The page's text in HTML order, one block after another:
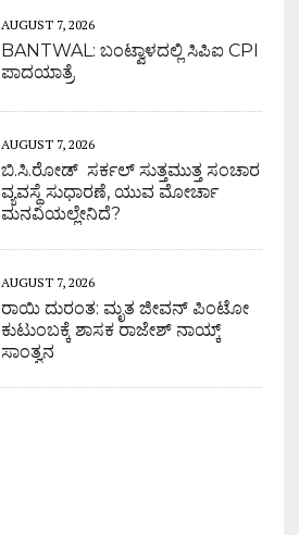
AUGUST 7, 2026
BANTWAL: ಬಂಟ್ವಾಳದಲ್ಲಿ ಸಿಪಿಐ CPI
ಪಾದಯಾತ್ರೆ
AUGUST 7, 2026
ಬಿ.ಸಿ.ರೋಡ್ ಸರ್ಕಲ್ ಸುತ್ತಮುತ್ತ ಸಂಚಾರ
ವ್ಯವಸ್ಥೆ ಸುಧಾರಣೆ, ಯುವ ಮೋರ್ಚಾ
ಮನವಿಯಲ್ಲೇನಿದೆ?
AUGUST 7, 2026
ರಾಯಿ ದುರಂತ: ಮೃತ ಜೀವನ್ ಪಿಂಟೋ
ಕುಟುಂಬಕ್ಕೆ ಶಾಸಕ ರಾಜೇಶ್ ನಾಯ್ಕ್
ಸಾಂತ್ವನ